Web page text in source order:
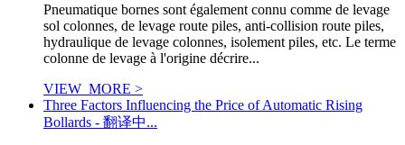
Pneumatique bornes sont également connu comme de levage
sol colonnes, de levage route piles, anti-collision route piles,
hydraulique de levage colonnes, isolement piles, etc. Le terme
colonne de levage à l'origine décrire...
VIEW_MORE >
Three Factors Influencing the Price of Automatic Rising
Bollards - 翻译中...